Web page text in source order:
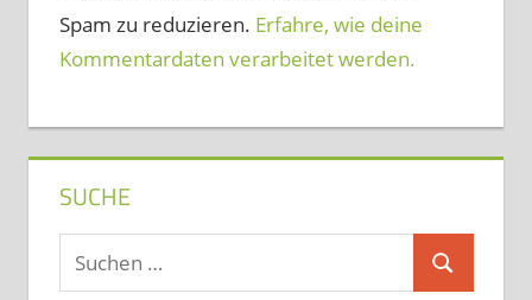
Spam zu reduzieren. Erfahre, wie deine
Kommentardaten verarbeitet werden.
SUCHE
Suchen
nach:
Suchen